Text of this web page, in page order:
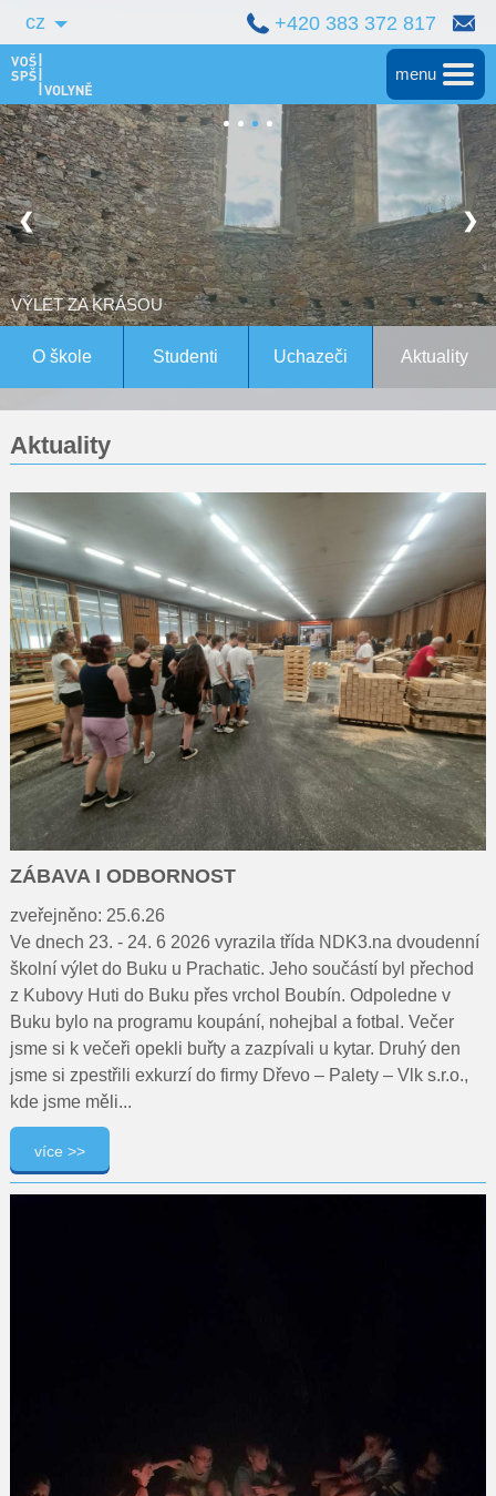
cz +420 383 372 817
menu
Hlavní
Střední škola
Vyšší škola
Bakalářské studium
Magisterské studium Bern
Pro rodiče
Dokumenty
Kontakty
Pro uchazeče
JAK TO BYLO S PLZEŇSKÝM PRAZDROJEM
❮ ❯
O škole Studenti Uchazeči Aktuality
Aktuality
ZÁBAVA I ODBORNOST
zveřejněno: 25.6.26
Ve dnech 23. - 24. 6 2026 vyrazila třída NDK3.na dvoudenní
školní výlet do Buku u Prachatic. Jeho součástí byl přechod
z Kubovy Huti do Buku přes vrchol Boubín. Odpoledne v
Buku bylo na programu koupání, nohejbal a fotbal. Večer
jsme si k večeři opekli buřty a zazpívali u kytar. Druhý den
jsme si zpestřili exkurzí do firmy Dřevo – Palety – Vlk s.r.o.,
kde jsme měli...
více >>